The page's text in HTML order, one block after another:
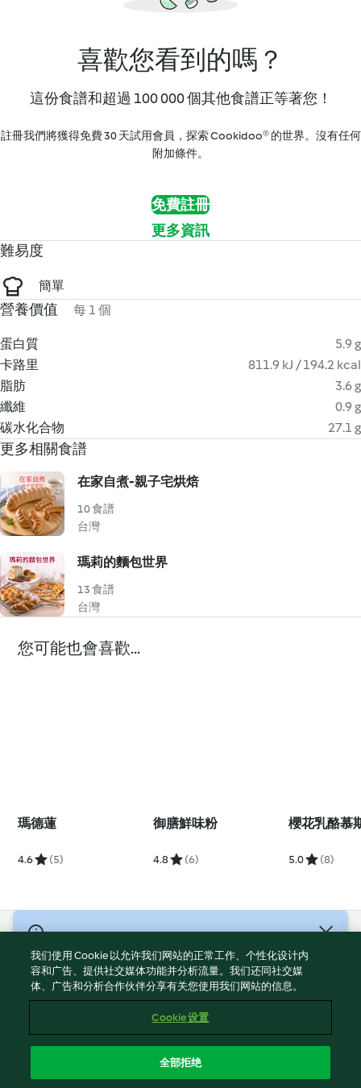
喜歡您看到的嗎？
這份食譜和超過 100 000 個其他食譜正等著您！
註冊我們將獲得免費 30 天試用會員，探索 Cookidoo® 的世界。沒有任何
附加條件。
免費註冊
更多資訊
難易度
簡單
營養價值 每 1 個
蛋白質
5.9 g
卡路里
811.9 kJ / 194.2 kcal
脂肪
3.6 g
纖維
0.9 g
碳水化合物
27.1 g
更多相關食譜
在家自煮-親子宅烘焙
10 食譜
台灣
瑪莉的麵包世界
13 食譜
台灣
您可能也會喜歡...
瑪德蓮
4.6 (5)
御膳鮮味粉
4.8 (6)
櫻花乳酪慕
5.0 (8)
服務條款
隱私權政策
網頁所有權
回報内容
我们使用 Cookie 以允许我们网站的正常工作、个性化设计内
容和广告、提供社交媒体功能并分析流量。我们还同社交媒
体、广告和分析合作伙伴分享有关您使用我们网站的信息。
Cookie 设置
全部拒绝